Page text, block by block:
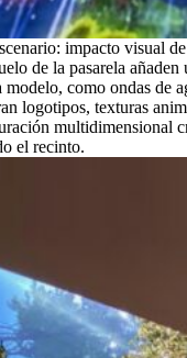
impacto visual
de la pasarela
como ondas de
logotipos, texturas
multidimensional
el recinto.